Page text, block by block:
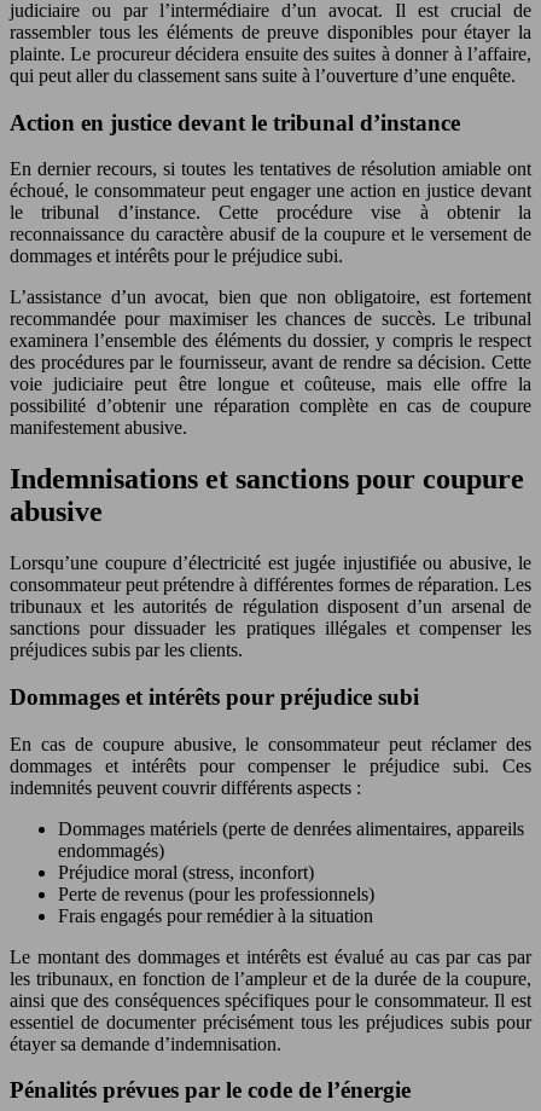
judiciaire ou par l’intermédiaire d’un avocat. Il est crucial de
rassembler tous les éléments de preuve disponibles pour étayer la
plainte. Le procureur décidera ensuite des suites à donner à l’affaire,
qui peut aller du classement sans suite à l’ouverture d’une enquête.
Action en justice devant le tribunal d’instance
En dernier recours, si toutes les tentatives de résolution amiable ont
échoué, le consommateur peut engager une action en justice devant
le tribunal d’instance. Cette procédure vise à obtenir la
reconnaissance du caractère abusif de la coupure et le versement de
dommages et intérêts pour le préjudice subi.
L’assistance d’un avocat, bien que non obligatoire, est fortement
recommandée pour maximiser les chances de succès. Le tribunal
examinera l’ensemble des éléments du dossier, y compris le respect
des procédures par le fournisseur, avant de rendre sa décision. Cette
voie judiciaire peut être longue et coûteuse, mais elle offre la
possibilité d’obtenir une réparation complète en cas de coupure
manifestement abusive.
Indemnisations et sanctions pour coupure
abusive
Lorsqu’une coupure d’électricité est jugée injustifiée ou abusive, le
consommateur peut prétendre à différentes formes de réparation. Les
tribunaux et les autorités de régulation disposent d’un arsenal de
sanctions pour dissuader les pratiques illégales et compenser les
préjudices subis par les clients.
Dommages et intérêts pour préjudice subi
En cas de coupure abusive, le consommateur peut réclamer des
dommages et intérêts pour compenser le préjudice subi. Ces
indemnités peuvent couvrir différents aspects :
Dommages matériels (perte de denrées alimentaires, appareils
endommagés)
Préjudice moral (stress, inconfort)
Perte de revenus (pour les professionnels)
Frais engagés pour remédier à la situation
Le montant des dommages et intérêts est évalué au cas par cas par
les tribunaux, en fonction de l’ampleur et de la durée de la coupure,
ainsi que des conséquences spécifiques pour le consommateur. Il est
essentiel de documenter précisément tous les préjudices subis pour
étayer sa demande d’indemnisation.
Pénalités prévues par le code de l’énergie